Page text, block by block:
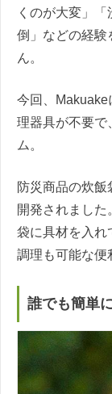
くのが大変」
倒」などの経験
ん。
今回、Makuake
理器具が不要で
ム。
防災商品の炊
開発されました
袋に具材を入れ
調理も可能な便
誰でも簡単